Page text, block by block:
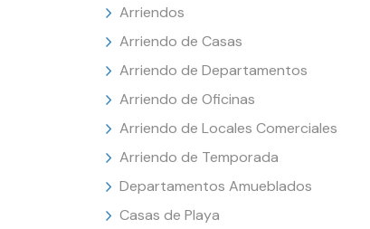
Arriendos
Arriendo de Casas
Arriendo de Departamentos
Arriendo de Oficinas
Arriendo de Locales Comerciales
Arriendo de Temporada
Departamentos Amueblados
Casas de Playa